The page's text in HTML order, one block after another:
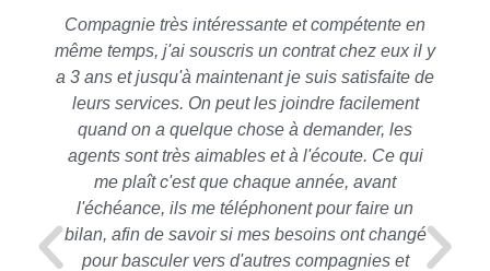
Compagnie très intéressante et compétente en
même temps, j'ai souscris un contrat chez eux il y
a 3 ans et jusqu'à maintenant je suis satisfaite de
leurs services. On peut les joindre facilement
quand on a quelque chose à demander, les
agents sont très aimables et à l'écoute. Ce qui
me plaît c'est que chaque année, avant
l'échéance, ils me téléphonent pour faire un
bilan, afin de savoir si mes besoins ont changé
pour basculer vers d'autres compagnies et